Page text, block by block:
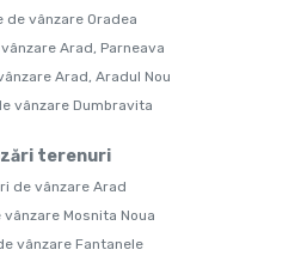
de vânzare Oradea
Arad, Parneava
Arad, Aradul Nou
vânzare Dumbravita
terenuri
de vânzare Arad
vânzare Mosnita Noua
vânzare Fantanele